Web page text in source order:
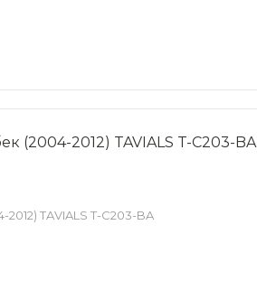
(2004-2012) TAVIALS T-C203-BA
TAVIALS T-C203-BA